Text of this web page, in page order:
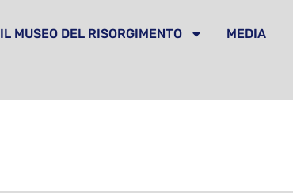
IL MUSEO DEL RISORGIMENTO MEDIA